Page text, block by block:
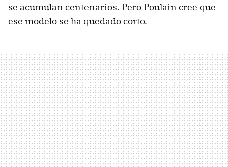
se acumulan centenarios. Pero Poulain cree que
ese modelo se ha quedado corto.